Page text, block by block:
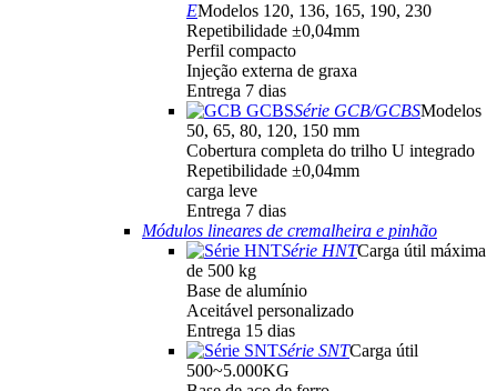
EModelos 120, 136, 165, 190, 230
Repetibilidade ±0,04mm
Perfil compacto
Injeção externa de graxa
Entrega 7 dias
Série GCB/GCBSModelos
50, 65, 80, 120, 150 mm
Cobertura completa do trilho U integrado
Repetibilidade ±0,04mm
carga leve
Entrega 7 dias
Módulos lineares de cremalheira e pinhão
Série HNTCarga útil máxima
de 500 kg
Base de alumínio
Aceitável personalizado
Entrega 15 dias
Série SNTCarga útil
500~5.000KG